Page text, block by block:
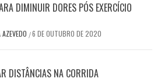
DIMINUIR DORES PÓS EXERCÍCIO
/6 DE OUTUBRO DE 2020
DISTÂNCIAS NA CORRIDA